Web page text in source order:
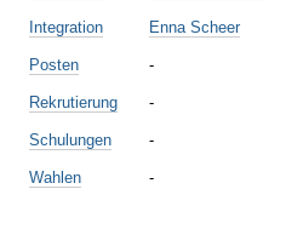
Integration Enna Scheer
Posten -
Rekrutierung -
Schulungen -
Wahlen -